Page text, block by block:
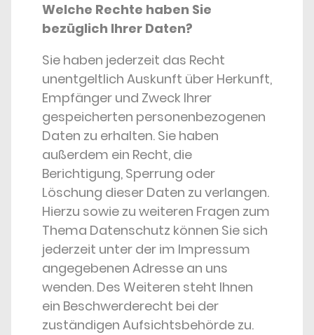
Welche Rechte haben Sie
bezüglich Ihrer Daten?
Sie haben jederzeit das Recht
unentgeltlich Auskunft über Herkunft,
Empfänger und Zweck Ihrer
gespeicherten personenbezogenen
Daten zu erhalten. Sie haben
außerdem ein Recht, die
Berichtigung, Sperrung oder
Löschung dieser Daten zu verlangen.
Hierzu sowie zu weiteren Fragen zum
Thema Datenschutz können Sie sich
jederzeit unter der im Impressum
angegebenen Adresse an uns
wenden. Des Weiteren steht Ihnen
ein Beschwerderecht bei der
zuständigen Aufsichtsbehörde zu.